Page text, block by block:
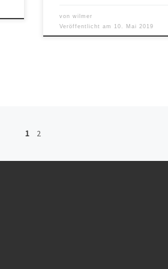
vonwilmer
Veröffentlicht am 10. Mai 2019
1 2